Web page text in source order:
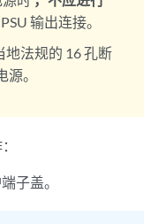
输出连接。
地法规的 16 孔断
。
子盖。